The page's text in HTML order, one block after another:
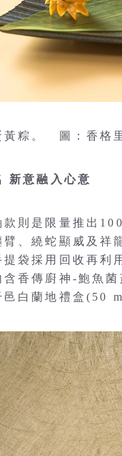
黃粽。 圖：香格
新意融入心意
款則是限量推出
臂、繞蛇顯威及祥
提袋採用回收再利
含香傳廚神-鮑魚
邑白蘭地禮盒(50